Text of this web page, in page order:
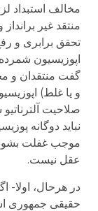
مخالف استبداد
منتقد غیر
تحقق برابری و
اپوزیسیون
گفت منتقدان و
و یا غلط)
صلاحیت
نباید دوگانه
موجب غفلت
عقل نیست.
در هرحال، اولا-
حقیقی جمهوری